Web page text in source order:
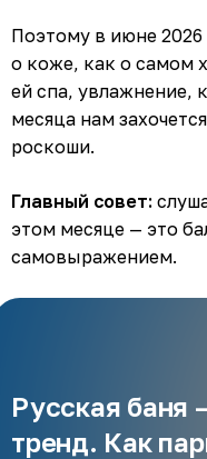
Поэтому в июне 2026
о коже, как о самом
ей спа, увлажнение,
месяца нам
роскоши.
Главный совет:
этом месяце — это
самовыражением.
Русская баня
тренд. Как